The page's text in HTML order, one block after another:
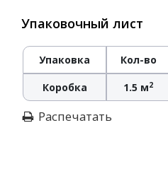
Упаковочный лист
Упаковка Кол-во
Коробка 1.5 м2
Распечатать